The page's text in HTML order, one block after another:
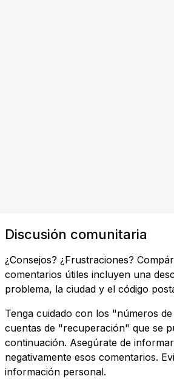
Discusión comunitaria
¿Consejos? ¿Frustraciones?
comentarios útiles incluyen una
problema, la ciudad y el código
Tenga cuidado con los "números
cuentas de "recuperación" que se
continuación. Asegúrate de
negativamente esos comentarios.
información personal.